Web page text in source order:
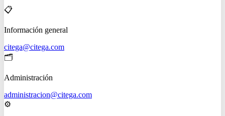
📋
Información general
citega@citega.com
🗂️
Administración
administracion@citega.com
⚙️